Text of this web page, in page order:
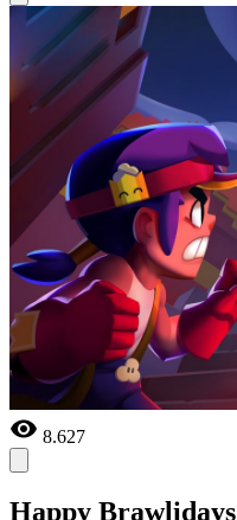
8.627
Happy Brawlidays